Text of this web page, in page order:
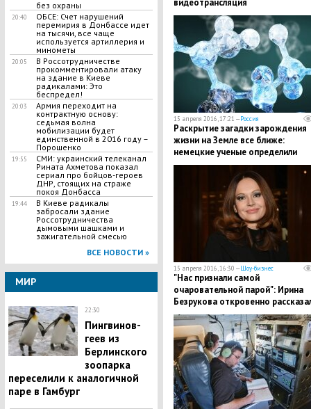
без охраны
20:40
ОБСЕ: Счет нарушений
перемирия в Донбассе идет
на тысячи, все чаще
используется артиллерия и
минометы
20:05
В Россотрудничестве
прокомментировали атаку
на здание в Киеве
радикалами: Это
беспредел!
20:03
Армия переходит на
контрактную основу:
седьмая волна
мобилизации будет
единственной в 2016 году –
Порошенко
19:55
СМИ: украинский телеканал
Рината Ахметова показал
сериал про бойцов-героев
ДНР, стоящих на страже
покоя Донбасса
19:44
В Киеве радикалы
забросали здание
Россотрудничества
дымовыми шашками и
зажигательной смесью
ВСЕ НОВОСТИ »
МИР
22:30
Пингвинов-
геев из
Берлинского
зоопарка
переселили к аналогичной
паре в Гамбург
видеотрансляция
15 апреля 2016, 17:21 —Россия
Раскрытие загадки зарождения
жизни на Земле все ближе:
немецкие ученые определили
условия, при которых появилась
15 апреля 2016, 16:30 —Шоу-бизнес
"Нас признали самой
очаровательной парой": Ирина
Безрукова откровенно
своем новом мужчине